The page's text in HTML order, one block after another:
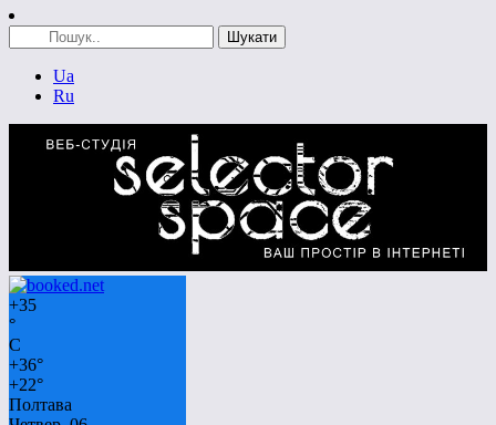
Ua
Ru
+35
°
C
+36°
+22°
Полтава